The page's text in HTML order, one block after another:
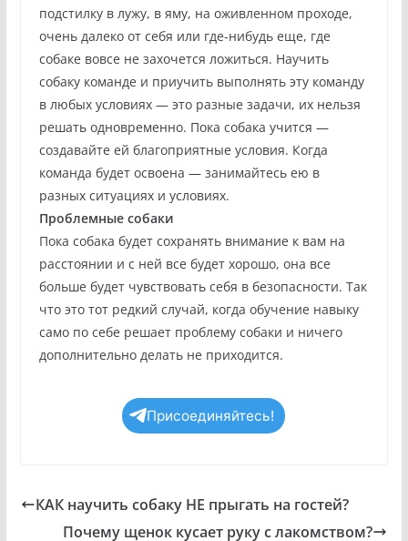
подстилку в лужу, в яму, на оживленном проходе,
очень далеко от себя или где-нибудь еще, где
собаке вовсе не захочется ложиться. Научить
собаку команде и приучить выполнять эту команду
в любых условиях — это разные задачи, их нельзя
решать одновременно. Пока собака учится —
создавайте ей благоприятные условия. Когда
команда будет освоена — занимайтесь ею в
разных ситуациях и условиях.
Проблемные собаки
Пока собака будет сохранять внимание к вам на
расстоянии и с ней все будет хорошо, она все
больше будет чувствовать себя в безопасности. Так
что это тот редкий случай, когда обучение навыку
само по себе решает проблему собаки и ничего
дополнительно делать не приходится.
Присоединяйтесь!
КАК научить собаку НЕ прыгать на гостей?
Почему щенок кусает руку с лакомством?